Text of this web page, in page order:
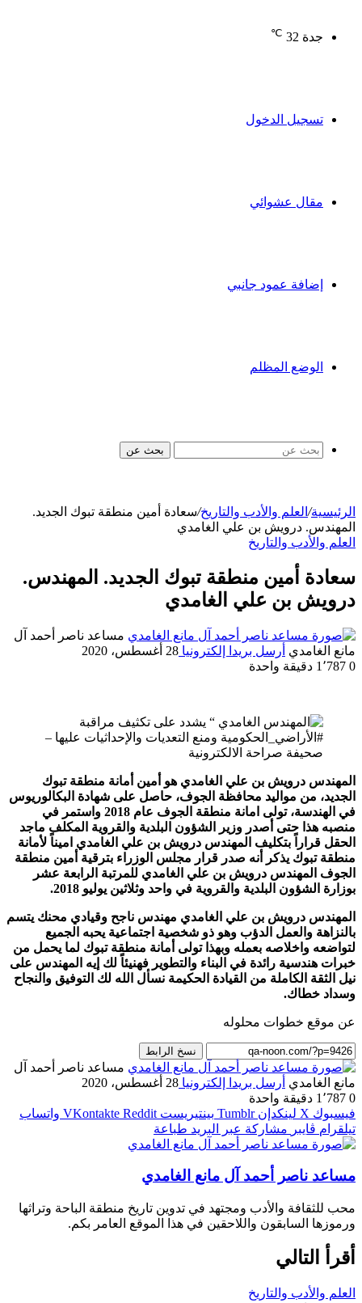
جدة 32
℃
تسجيل الدخول
مقال عشوائي
إضافة عمود جانبي
الوضع المظلم
بحث عن
الرئيسية/ العلم والأدب والتاريخ/سعادة أمين منطقة تبوك الجديد.
المهندس. درويش بن علي الغامدي
العلم والأدب والتاريخ
سعادة أمين منطقة تبوك الجديد. المهندس.
درويش بن علي الغامدي
مساعد ناصر أحمد آل
مانع الغامدي أرسل بريدا إلكترونيا 28 أغسطس، 2020
0
دقيقة واحدة
المهندس درويش بن علي الغامدي هو أمين أمانة منطقة تبوك
الجديد، من مواليد محافظة الجوف، حاصل على شهادة البكالوريوس
في الهندسة، تولى امانة منطقة الجوف عام 2018 واستمر في
منصبه هذا حتى أصدر وزير الشؤون البلدية والقروية المكلف ماجد
الحقل قراراً بتكليف المهندس درويش بن علي الغامدي اميناً لأمانة
منطقة تبوك يذكر أنه صدر قرار مجلس الوزراء بترقية أمين منطقة
الجوف المهندس درويش بن علي الغامدي للمرتبة الرابعة عشر
بوزارة الشؤون البلدية والقروية في واحد وثلاثين يوليو 2018.
المهندس درويش بن علي الغامدي مهندس ناجح وقيادي محنك يتسم
بالنزاهة والعمل الدؤب وهو ذو شخصية اجتماعية يحبه الجميع
لتواضعه واخلاصه بعمله وبهذا تولى أمانة منطقة تبوك لما يحمل من
خبرات هندسية رائدة في البناء والتطوير فهنيئاً لك إيه المهندس على
نيل الثقة الكاملة من القيادة الحكيمة نسأل الله لك التوفيق والنجاح
وسداد خطاك.
عن موقع خطوات محلوله
نسخ الرابط
مساعد ناصر أحمد آل
مانع الغامدي أرسل بريدا إلكترونيا 28 أغسطس، 2020
0
دقيقة واحدة
فيسبوك ‫X لينكدإن بينتيريست
واتساب
تيلقرام ڤايبر مشاركة عبر البريد طباعة
مساعد ناصر أحمد آل مانع الغامدي
محب للثقافة والأدب ومجتهد في تدوين تاريخ منطقة الباحة وتراثها
ورموزها السابقون واللاحقين في هذا الموقع العامر بكم.
أقرأ التالي
العلم والأدب والتاريخ